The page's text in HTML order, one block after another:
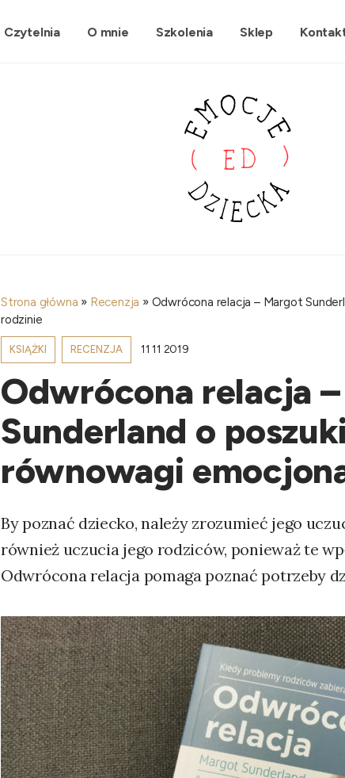
Czytelnia O mnie Szkolenia Sklep
Strona główna » Recenzja » Odwrócona relacja – Margot
rodzinie
KSIĄŻKI RECENZJA 11 11 2019
Odwrócona relacja
Sunderland o
równowagi
By poznać dziecko, należy zrozumieć jego
również uczucia jego rodziców, ponieważ te
Odwrócona relacja pomaga poznać potrzeby